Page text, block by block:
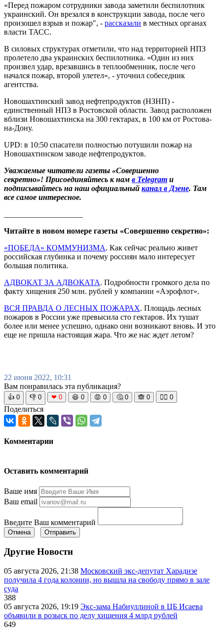
«Перед пожаром сотрудники завода заметили беспилотник
украинский. Он врезался в конструкции завода, после чего
произошел взрыв и пожар", - рассказали в местных органах
власти ТАСС.
В силовых структурах отметили, что над территорией НПЗ
пролетело два украинских беспилотника. «Один из них
произвел удар, врезавшись в теплообменник, после чего
начался пожар, второй улетел», - уточнил собеседник
агентства.
Новошахтинский завод нефтепродуктов (НЗНП) -
единственный НПЗ в Ростовской области. Завод расположен
вблизи Новошахтинска на 300 гектарах, в 100 км от Ростова-
на-Дону.
UPD: в 10:50 спасатели полностью потушили пожар на
Новошахтинском заводе нефтепродуктов.
Уважаемые читатели газеты «Совершенно
секретно»! Присоединяйтесь к нам в Telegram и
подписывайтесь на наш официальный канал в Дзене. Там
все самое интересное.
Читайте в новом номере газеты «Совершенно секретно»:
«ПОБЕДА» КОММУНИЗМА. Как сейчас реально живет
российская глубинка и почему россиян мало интересует
большая политика.
АДВОКАТ ЗА АДВОКАТА. Подробности громкого дела по
факту хищения 250 млн. рублей у компании «Аэрофлот».
ВСЯ ПРАВДА О ЛЕСНЫХ ПОЖАРАХ. Площадь лесных
пожаров в России уже превысила сто гектаров. Их тушат
более или менее успешно, однако они возникают вновь. И это
еще не пришла настоящая жара. Что же нас ждет летом?
22 июня 2022, 10:31
Вам понравилась эта публикация?
👍 0 👎 0 ❤ 0 😆 0 😡 0 🤔 0 🙈 0 🧘‍♀️ 0
Поделиться
Комментарии
Оставить комментарий
Ваше имя
Ваш email
Введите Ваш комментарий
Отмена Отправить
Другие Новости
05 августа 2026, 21:38 Московский экс-депутат Харадизе
получила 4 года колонии, но вышла на свободу прямо в зале
суда
388
05 августа 2026, 19:19 Экс-зама Набиуллиной в ЦБ Исаева
объявили в розыск по делу хищения 4 млрд рублей
649